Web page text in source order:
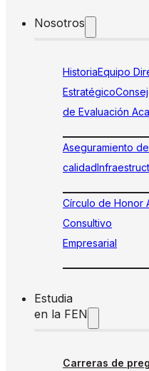
Nosotros
HistoriaEquipo
Estratégico
de Evaluación
Aseguramiento
calidad
Círculo de Honor
Consultivo
Empresarial
Estudia
en la FEN
Carreras de